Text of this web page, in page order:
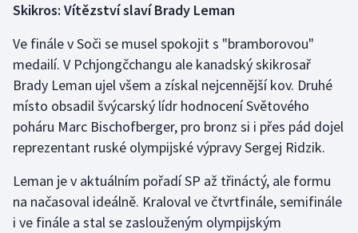
Skikros: Vítězství slaví Brady Leman
Ve finále v Soči se musel spokojit s "bramborovou"
medailí. V Pchjongčchangu ale kanadský skikrosař
Brady Leman ujel všem a získal nejcennější kov. Druhé
místo obsadil švýcarský lídr hodnocení Světového
poháru Marc Bischofberger, pro bronz si i přes pád dojel
reprezentant ruské olympijské výpravy Sergej Ridzik.
Leman je v aktuálním pořadí SP až třináctý, ale formu
na načasoval ideálně. Kraloval ve čtvrtfinále, semifinále
i ve finále a stal se zaslouženým olympijským